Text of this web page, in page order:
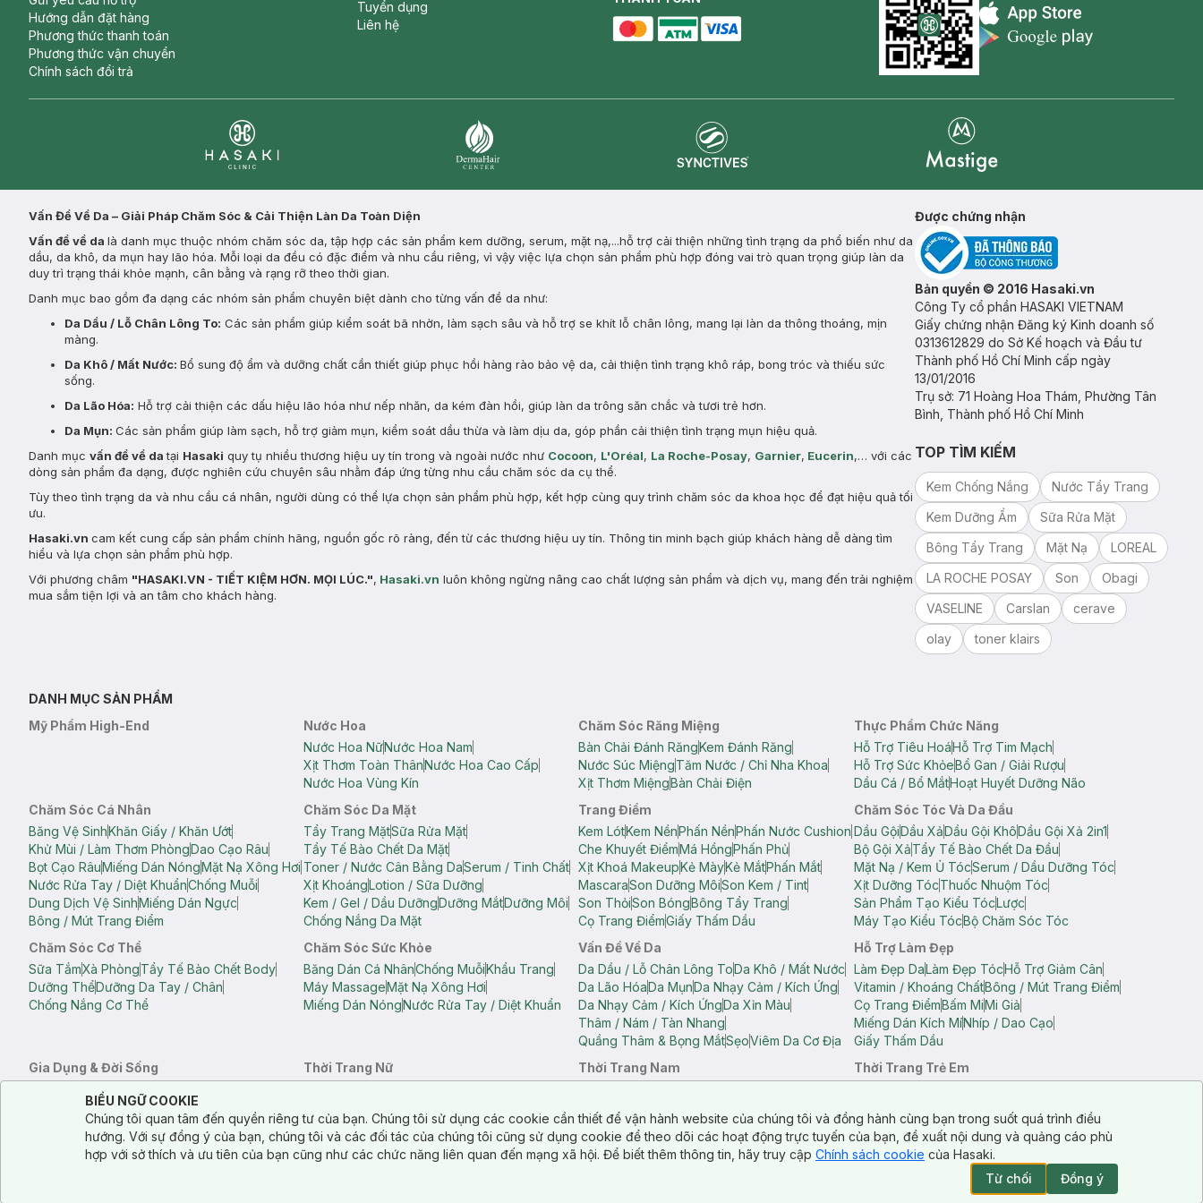
Hướng dẫn đặt hàng
Phương thức thanh toán
Phương thức vận chuyển
Chính sách đổi trả
Tuyển dụng
Liên hệ
Appstore icon
Vấn Đề Về Da – Giải Pháp Chăm Sóc & Cải Thiện Làn Da Toàn Diện
Vấn đề về da là danh mục thuộc nhóm chăm sóc da, tập hợp các sản phẩm kem dưỡng, serum, mặt nạ,...hỗ trợ cải thiện những tình trạng da phổ biến như da
dầu, da khô, da mụn hay lão hóa. Mỗi loại da đều có đặc điểm và nhu cầu riêng, vì vậy việc lựa chọn sản phẩm phù hợp đóng vai trò quan trọng giúp làn da
duy trì trạng thái khỏe mạnh, cân bằng và rạng rỡ theo thời gian.
Danh mục bao gồm đa dạng các nhóm sản phẩm chuyên biệt dành cho từng vấn đề da như:
Da Dầu / Lỗ Chân Lông To: Các sản phẩm giúp kiểm soát bã nhờn, làm sạch sâu và hỗ trợ se khít lỗ chân lông, mang lại làn da thông thoáng, mịn
màng.
Da Khô / Mất Nước: Bổ sung độ ẩm và dưỡng chất cần thiết giúp phục hồi hàng rào bảo vệ da, cải thiện tình trạng khô ráp, bong tróc và thiếu sức
sống.
Da Lão Hóa: Hỗ trợ cải thiện các dấu hiệu lão hóa như nếp nhăn, da kém đàn hồi, giúp làn da trông săn chắc và tươi trẻ hơn.
Da Mụn: Các sản phẩm giúp làm sạch, hỗ trợ giảm mụn, kiểm soát dầu thừa và làm dịu da, góp phần cải thiện tình trạng mụn hiệu quả.
Danh mục vấn đề về datại Hasaki quy tụ nhiều thương hiệu uy tín trong và ngoài nước như Cocoon, L'Oréal, La Roche-Posay, Garnier, Eucerin,… với các
dòng sản phẩm đa dạng, được nghiên cứu chuyên sâu nhằm đáp ứng từng nhu cầu chăm sóc da cụ thể.
Tùy theo tình trạng da và nhu cầu cá nhân, người dùng có thể lựa chọn sản phẩm phù hợp, kết hợp cùng quy trình chăm sóc da khoa học để đạt hiệu quả tối
ưu.
Hasaki.vn cam kết cung cấp sản phẩm chính hãng, nguồn gốc rõ ràng, đến từ các thương hiệu uy tín. Thông tin minh bạch giúp khách hàng dễ dàng tìm
hiểu và lựa chọn sản phẩm phù hợp.
Với phương châm "HASAKI.VN - TIẾT KIỆM HƠN. MỌI LÚC.", Hasaki.vn luôn không ngừng nâng cao chất lượng sản phẩm và dịch vụ, mang đến trải nghiệm
mua sắm tiện lợi và an tâm cho khách hàng.
Được chứng nhận
Bản quyền © 2016 Hasaki.vn
Công Ty cổ phần HASAKI VIETNAM
Giấy chứng nhận Đăng ký Kinh doanh số
0313612829 do Sở Kế hoạch và Đầu tư
Thành phố Hồ Chí Minh cấp ngày
13/01/2016
Trụ sở: 71 Hoàng Hoa Thám, Phường Tân
Bình, Thành phố Hồ Chí Minh
TOP TÌM KIẾM
Kem Chống Nắng
Nước Tẩy Trang
Kem Dưỡng Ẩm
Sữa Rửa Mặt
Bông Tẩy Trang
Mặt Nạ
LOREAL
LA ROCHE POSAY
Son
Obagi
VASELINE
Carslan
cerave
olay
toner klairs
DANH MỤC SẢN PHẨM
Mỹ Phẩm High-End
Nước Hoa
Nước Hoa NữNước Hoa Nam
Xịt Thơm Toàn ThânNước Hoa Cao Cấp
Nước Hoa Vùng Kín
Chăm Sóc Răng Miệng
Bàn Chải Đánh RăngKem Đánh Răng
Nước Súc MiệngTăm Nước / Chỉ Nha Khoa
Xịt Thơm MiệngBàn Chải Điện
Thực Phẩm Chức Năng
Hỗ Trợ Tiêu HoáHỗ Trợ Tim Mạch
Hỗ Trợ Sức KhỏeBổ Gan / Giải Rượu
Dầu Cá / Bổ MắtHoạt Huyết Dưỡng Não
Chăm Sóc Cá Nhân
Băng Vệ SinhKhăn Giấy / Khăn Ướt
Khử Mùi / Làm Thơm PhòngDao Cạo Râu
Bọt Cạo RâuMiếng Dán NóngMặt Nạ Xông Hơi
Nước Rửa Tay / Diệt KhuẩnChống Muỗi
Dung Dịch Vệ SinhMiếng Dán Ngực
Bông / Mút Trang Điểm
Chăm Sóc Da Mặt
Tẩy Trang MặtSữa Rửa Mặt
Tẩy Tế Bào Chết Da Mặt
Toner / Nước Cân Bằng DaSerum / Tinh Chất
Xịt KhoángLotion / Sữa Dưỡng
Kem / Gel / Dầu DưỡngDưỡng MắtDưỡng Môi
Chống Nắng Da Mặt
Trang Điểm
Kem LótKem NềnPhấn NềnPhấn Nước Cushion
Che Khuyết ĐiểmMá HồngPhấn Phủ
Xịt Khoá MakeupKẻ MàyKẻ MắtPhấn Mắt
MascaraSon Dưỡng MôiSon Kem / Tint
Son ThỏiSon BóngBông Tẩy Trang
Cọ Trang ĐiểmGiấy Thấm Dầu
Chăm Sóc Tóc Và Da Đầu
Dầu GộiDầu XảDầu Gội KhôDầu Gội Xả 2in1
Bộ Gội XảTẩy Tế Bào Chết Da Đầu
Mặt Nạ / Kem Ủ TócSerum / Dầu Dưỡng Tóc
Xịt Dưỡng TócThuốc Nhuộm Tóc
Sản Phẩm Tạo Kiểu TócLược
Máy Tạo Kiểu TócBộ Chăm Sóc Tóc
Chăm Sóc Cơ Thể
Sữa TắmXà PhòngTẩy Tế Bào Chết Body
Dưỡng ThểDưỡng Da Tay / Chân
Chống Nắng Cơ Thể
Chăm Sóc Sức Khỏe
Băng Dán Cá NhânChống MuỗiKhẩu Trang
Máy MassageMặt Nạ Xông Hơi
Miếng Dán NóngNước Rửa Tay / Diệt Khuẩn
Vấn Đề Về Da
Da Dầu / Lỗ Chân Lông ToDa Khô / Mất Nước
Da Lão HóaDa MụnDa Nhạy Cảm / Kích Ứng
Da Nhạy Cảm / Kích ỨngDa Xỉn Màu
Thâm / Nám / Tàn Nhang
Quầng Thâm & Bọng MắtSẹoViêm Da Cơ Địa
Hỗ Trợ Làm Đẹp
Làm Đẹp DaLàm Đẹp TócHỗ Trợ Giảm Cân
Vitamin / Khoáng ChấtBông / Mút Trang Điểm
Cọ Trang ĐiểmBấm MiMi Giả
Miếng Dán Kích MíNhíp / Dao Cạo
Giấy Thấm Dầu
Gia Dụng & Đời Sống
Bông Tắm / Phụ Kiện Tắm
Phụ Kiện Điện Thoại Quạt Cầm Tay / Quạt Mini
Khử Mùi / Làm Thơm PhòngNước GiặtNước Xả
Thời Trang Nữ
Quần Lót NữQuần Short Nữ
Thời Trang Nam
Thời Trang Trẻ Em
Túi Xách
Cookie Consent
Notice about cookies usage
BIỂU NGỮ COOKIE
Chúng tôi quan tâm đến quyền riêng tư của bạn. Chúng tôi sử dụng các cookie cần thiết để vận hành website của chúng tôi và đồng hành cùng bạn trong suốt quá trình điều
hướng. Với sự đồng ý của bạn, chúng tôi và các đối tác của chúng tôi cũng sử dụng cookie để theo dõi các hoạt động trực tuyến của bạn, đề xuất nội dung và quảng cáo phù
hợp với sở thích và ưu tiên của bạn cũng như các chức năng liên quan đến mạng xã hội. Để biết thêm thông tin, hãy truy cập Chính sách cookie của Hasaki.
Từ chối
Đồng ý